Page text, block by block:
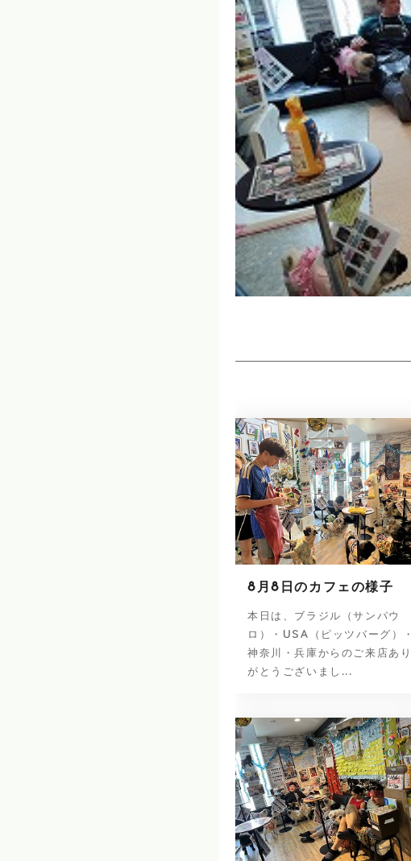
8月8日のカフェの様子
本日は、ブラジル（サンパウ
ロ）・USA（ピッツバーグ）・
神奈川・兵庫からのご来店あり
がとうございまし...